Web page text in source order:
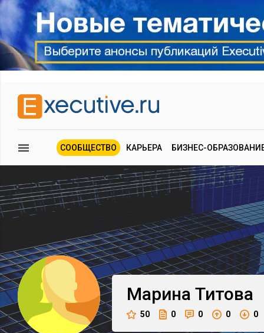
СООБЩЕСТВО КАРЬЕРА БИЗНЕС-
Марина Титова
50 0 0 0 0